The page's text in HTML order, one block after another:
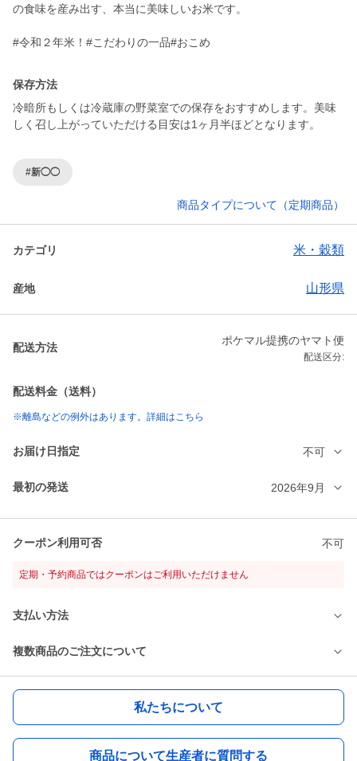
の食味を産み出す、本当に美味しいお米です。
#令和２年米！#こだわりの一品#おこめ
保存方法
冷暗所もしくは冷蔵庫の野菜室での保存をおすすめします。美味
しく召し上がっていただける目安は1ヶ月半ほどとなります。
#新◯◯
商品タイプについて（定期商品）
カテゴリ 米・穀類
産地 山形県
配送方法
ポケマル提携のヤマト便
配送区分:
配送料金（送料）
※離島などの例外はあります。詳細はこちら
お届け日指定 不可
最初の発送 2026年9月
クーポン利用可否 不可
定期・予約商品ではクーポンはご利用いただけません
支払い方法
複数商品のご注文について
私たちについて
商品について生産者に質問する